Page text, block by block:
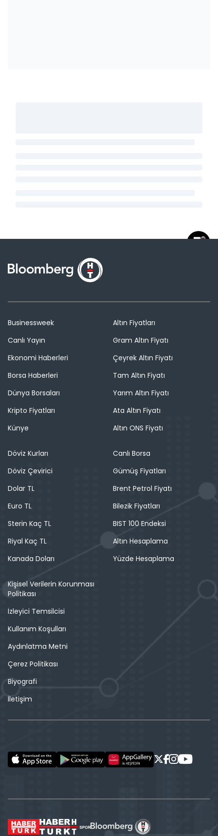
Businessweek
Canlı Yayın
Ekonomi Haberleri
Borsa Haberleri
Dünya Borsaları
Kripto Fiyatları
Künye
Altın Fiyatları
Gram Altın Fiyatı
Çeyrek Altın Fiyatı
Tam Altın Fiyatı
Yarım Altın Fiyatı
Ata Altın Fiyatı
Altın ONS Fiyatı
Döviz Kurları
Döviz Çevirici
Dolar TL
Euro TL
Sterin Kaç TL
Riyal Kaç TL
Kanada Doları
Canlı Borsa
Gümüş Fiyatları
Brent Petrol Fiyatı
Bilezik Fiyatları
BIST 100 Endeksi
Altın Hesaplama
Yüzde Hesaplama
Kişisel Verilerin Korunması
Politikası
İzleyici Temsilcisi
Kullanım Koşulları
Aydınlatma Metni
Çerez Politikası
Biyografi
İletişim